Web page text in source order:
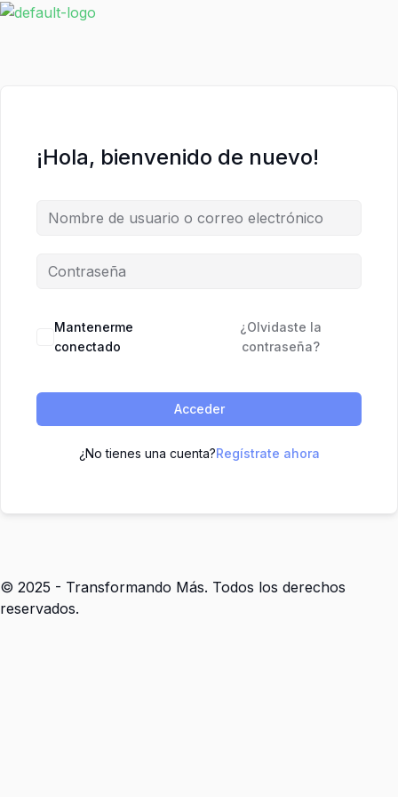
Ir
¡Hola, bienvenido de nuevo!
Mantenerme
conectado
¿Olvidaste la
contraseña?
Acceder
¿No tienes una cuenta?Regístrate ahora
© 2025 - Transformando Más. Todos los derechos
reservados.